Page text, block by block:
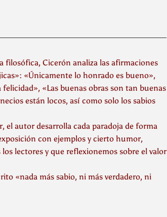
filosófica, Cicerón analiza las afirmaciones
«Únicamente lo honrado es bueno»,
«Las buenas obras son tan buenas
están locos, así como solo los sabios
el autor desarrolla cada paradoja de forma
con ejemplos y cierto humor,
lectores y que reflexionemos sobre el valor
«nada más sabio, ni más verdadero, ni